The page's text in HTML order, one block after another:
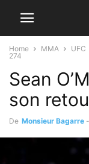
Home MMA UFC
274
Sean
son
De Monsieur Bagarre -